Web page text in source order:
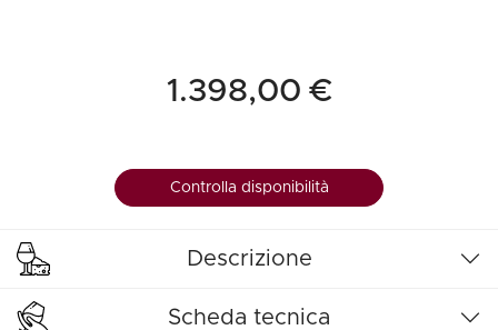
1.398,00 €
Controlla disponibilità
Descrizione
Scheda tecnica